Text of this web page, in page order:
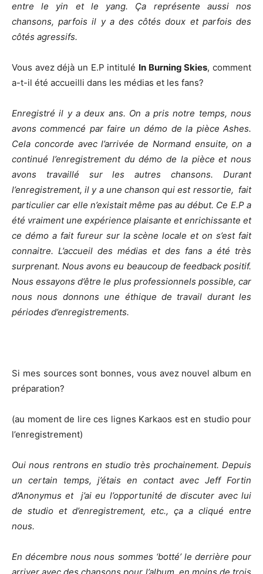
entre le yin et le yang. Ça représente aussi nos
chansons, parfois il y a des côtés doux et parfois des
côtés agressifs.
Vous avez déjà un E.P intitulé In Burning Skies, comment
a-t-il été accueilli dans les médias et les fans?
Enregistré il y a deux ans. On a pris notre temps, nous
avons commencé par faire un démo de la pièce Ashes.
Cela concorde avec l’arrivée de Normand ensuite, on a
continué l’enregistrement du démo de la pièce et nous
avons travaillé sur les autres chansons. Durant
l’enregistrement, il y a une chanson qui est ressortie, fait
particulier car elle n’existait même pas au début. Ce E.P a
été vraiment une expérience plaisante et enrichissante et
ce démo a fait fureur sur la scène locale et on s’est fait
connaitre. L’accueil des médias et des fans a été très
surprenant. Nous avons eu beaucoup de feedback positif.
Nous essayons d’être le plus professionnels possible, car
nous nous donnons une éthique de travail durant les
périodes d’enregistrements.
Si mes sources sont bonnes, vous avez nouvel album en
préparation?
(au moment de lire ces lignes Karkaos est en studio pour
l’enregistrement)
Oui nous rentrons en studio très prochainement. Depuis
un certain temps, j’étais en contact avec Jeff Fortin
d’Anonymus et j’ai eu l’opportunité de discuter avec lui
de studio et d’enregistrement, etc., ça a cliqué entre
nous.
En décembre nous nous sommes ‘botté’ le derrière pour